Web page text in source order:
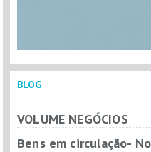
BLOG
VOLUME NEGÓCIOS
Bens em circulação-